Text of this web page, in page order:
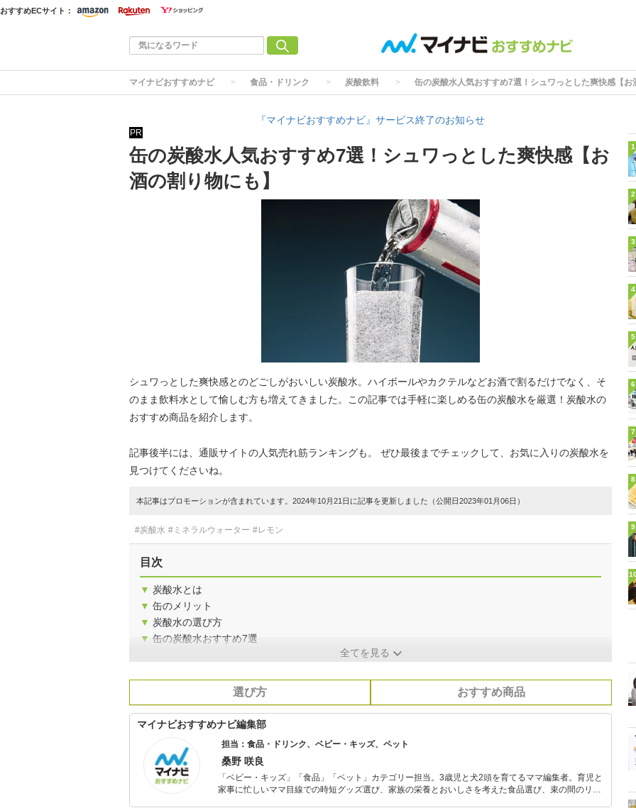
おすすめECサイト：
マイナビおすすめナビ 食品・ドリンク 炭酸飲料 缶の炭酸水人気おすすめ7選！シュワっとした爽快感【お
『マイナビおすすめナビ』サービス終了のお知らせ
PR
缶の炭酸水人気おすすめ7選！シュワっとした爽快感【お
酒の割り物にも】
シュワっとした爽快感とのどごしがおいしい炭酸水。ハイボールやカクテルなどお酒で割るだけでなく、そ
のまま飲料水として愉しむ方も増えてきました。この記事では手軽に楽しめる缶の炭酸水を厳選！炭酸水の
おすすめ商品を紹介します。
記事後半には、通販サイトの人気売れ筋ランキングも。 ぜひ最後までチェックして、お気に入りの炭酸水を
見つけてくださいね。
本記事はプロモーションが含まれています。2024年10月21日に記事を更新しました（公開日2023年01月06日）
#炭酸水 #ミネラルウォーター #レモン
目次
▼ 炭酸水とは
▼ 缶のメリット
▼ 炭酸水の選び方
▼ 缶の炭酸水おすすめ7選
全てを見る
選び方 おすすめ商品
マイナビおすすめナビ編集部
担当：食品・ドリンク、ベビー・キッズ、ペット
桑野 咲良
「ベビー・キッズ」「食品」「ペット」カテゴリー担当。3歳児と犬2頭を育てるママ編集者。育児と
家事に忙しいママ目線での時短グッズ選び、家族の栄養とおいしさを考えた食品選び、束の間のリラ
1
2
3
4
5
6
7
8
9